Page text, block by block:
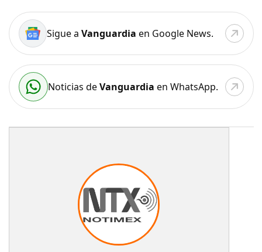
Sigue a Vanguardia en Google News.
Noticias deVanguardia en WhatsApp.